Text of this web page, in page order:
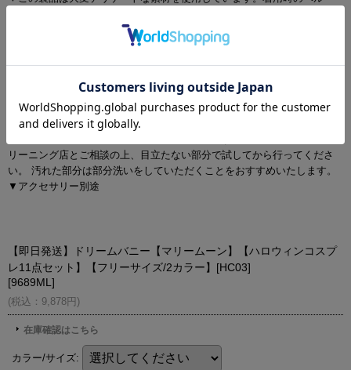
きつれ等に十分ご注意下さいませ。
▼商品の特性上、生地の取り位置により柄の出方・ニュアンスなど多少
▼長時間濡れたままで重ねて置いたり、摩擦（特に湿った状態での摩
擦）や、汗や雨などでぬれた時は他の衣料等に移染する場合がございま
すのでお気を付け下さいませ。
リーニング店とご相談の上、目立たない部分で試してから行ってくださ
い。 汚れた部分は部分洗いをしていただくことをおすすめいたします。
▼アクセサリー別途